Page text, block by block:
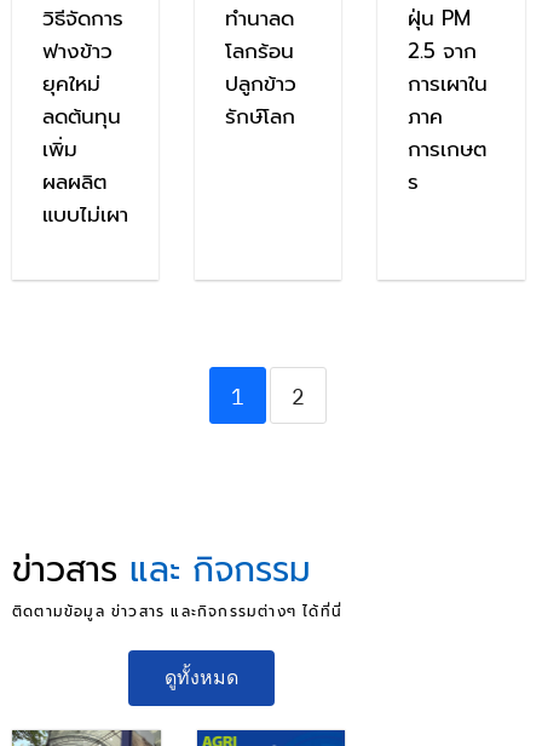
วิธีจัดการ
ฟางข้าว
ยุคใหม่
ลดต้นทุน
เพิ่ม
ผลผลิต
แบบไม่เผา
ทำนาลด
โลกร้อน
ปลูกข้าว
รักษ์โลก
ฝุ่น PM
2.5 จาก
การเผาใน
ภาค
การเกษต
ร
1 2
ข่าวสาร และ กิจกรรม
ติดตามข้อมูล ข่าวสาร และกิจกรรมต่างๆ ได้ที่นี่
ดูทั้งหมด